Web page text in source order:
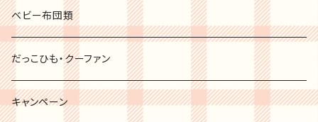
ベビー布団類
だっこひも・クーファン
キャンペーン